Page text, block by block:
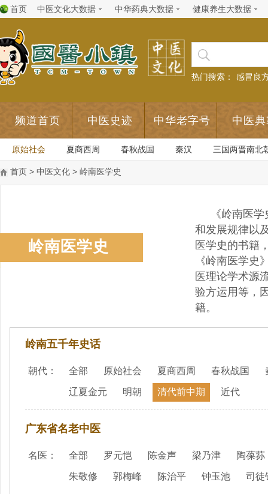
首页 中医文化大数据 中华药典大数据 健康养生大数据
热门搜索： 感冒良
频道首页 中医史迹 中华老字号 中医
原始社会 夏商西周 春秋战国 秦汉 三国两晋南北
首页 > 中医文化 > 岭南医学史
岭南医学史
《岭南医
和发展规律以
医学史的书籍
《岭南医学史
医理论学术源
验方运用等，
籍。
岭南五千年史话
朝代： 全部 原始社会 夏商西周 春秋战国
辽夏金元 明朝 清代前中期 近代
广东省名老中医
名医： 全部 罗元恺 陈金声 梁乃津 陶葆荪
朱敬修 郭梅峰 陈治平 钟玉池 司徒